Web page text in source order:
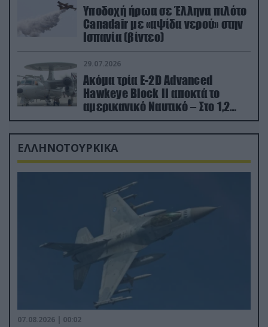
Υποδοχή ήρωα σε Έλληνα πιλότο
Canadair με «αψίδα νερού» στην
Ισπανία (βίντεο)
29.07.2026
Ακόμα τρία E-2D Advanced
Hawkeye Block II αποκτά το
αμερικανικό Ναυτικό – Στο 1,2
δισ.δολάρια το κόστος
ΕΛΛΗΝΟΤΟΥΡΚΙΚΑ
07.08.2026 | 00:02